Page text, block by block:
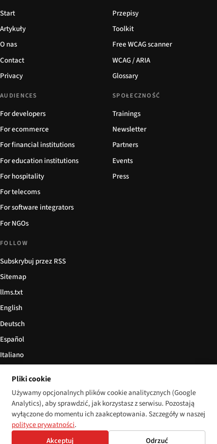
Start
Artykuły
O nas
Contact
Privacy
Przepisy
Toolkit
Free WCAG scanner
WCAG / ARIA
Glossary
AUDIENCES
For developers
For ecommerce
For financial institutions
For education institutions
For hospitality
For telecoms
For software integrators
For NGOs
SPOŁECZNOŚĆ
Trainings
Newsletter
Partners
Events
Press
FOLLOW
Subskrybuj przez RSS
Sitemap
llms.txt
English
Deutsch
Español
Italiano
© 2026 Disability World. Wszelkie prawa zastrzeżone. Cookie settings
DeutschEspañol 简体中文PolskiFrançais
Pliki cookie
Używamy opcjonalnych plików cookie analitycznych (Google
Analytics), aby sprawdzić, jak korzystasz z serwisu. Pozostają
wyłączone do momentu ich zaakceptowania. Szczegóły w naszej
polityce prywatności.
Akceptuj
Odrzuć